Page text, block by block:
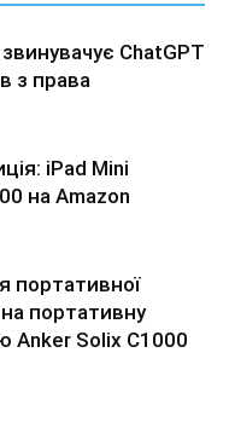
ChatGPT
з права
iPad Mini
на Amazon
портативної
на портативну
Anker Solix C1000